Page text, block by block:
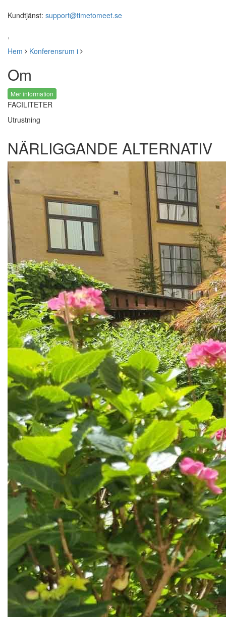
Kundtjänst: support@timetomeet.se
,
Hem
Konferensrum i
Om
Mer information
FACILITETER
Utrustning
NÄRLIGGANDE ALTERNATIV